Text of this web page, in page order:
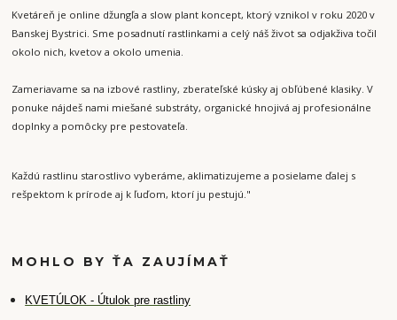
Kvetáreň je online džungľa a slow plant koncept, ktorý vznikol v roku 2020 v
Banskej Bystrici. Sme posadnutí rastlinkami a celý náš život sa odjakživa točil
okolo nich, kvetov a okolo umenia.
Zameriavame sa na izbové rastliny, zberateľské kúsky aj obľúbené klasiky. V
ponuke nájdeš nami miešané substráty, organické hnojivá aj profesionálne
doplnky a pomôcky pre pestovateľa.
Každú rastlinu starostlivo vyberáme, aklimatizujeme a posielame ďalej s
rešpektom k prírode aj k ľuďom, ktorí ju pestujú."
MOHLO BY ŤA ZAUJÍMAŤ
KVETÚLOK - Útulok pre rastliny